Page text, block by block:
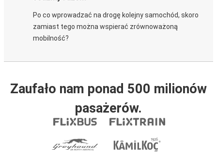
Po co wprowadzać na drogę kolejny samochód, skoro
zamiast tego można wspierać zrównoważoną
mobilność?
Zaufało nam ponad 500 milionów
pasażerów.